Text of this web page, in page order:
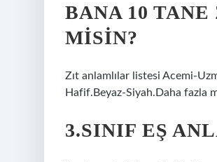
BANA 10
MISIN?
Zıt anlamlılar listesi Acemi-
Hafif.Beyaz-Siyah.Daha fazla
3.SINIF EŞ